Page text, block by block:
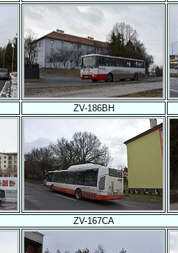
ZV-186BH
ZV-167CA